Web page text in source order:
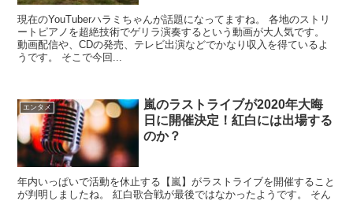
現在のYouTuberハラミちゃんが話題になってますね。 各地のストリ
ートピアノを超絶技術でゲリラ演奏するという動画が大人気です。
動画配信や、CDの発売、テレビ出演などでかなり収入を得ているよ
うです。 そこで今回...
エンタメ
嵐のラストライブが2020年大晦
日に開催決定！紅白には出場する
のか？
年内いっぱいで活動を休止する【嵐】がラストライブを開催すること
が判明しましたね。 紅白歌合戦が最後ではなかったようです。 そん